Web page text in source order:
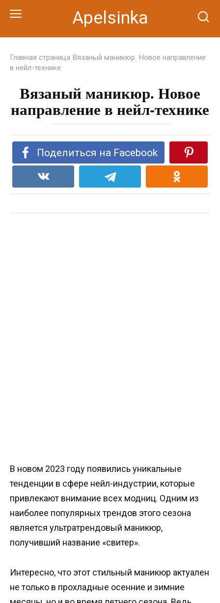
Apelsinka
Главная страница Вязаный маникюр. Новое направление
в нейл-технике
Вязаный маникюр. Новое
направление в нейл-технике
Поделиться на Facebook
В новом 2023 году появились уникальные
тенденции в сфере нейл-индустрии, которые
привлекают внимание всех модниц. Одним из
наиболее популярных трендов этого сезона
является ультратрендовый маникюр,
получивший название «свитер».
Интересно, что этот стильный маникюр актуален
не только в прохладные осенние и зимние